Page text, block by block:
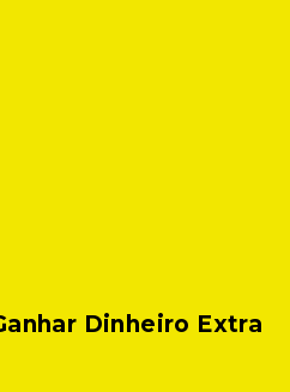
Dinheiro Extra